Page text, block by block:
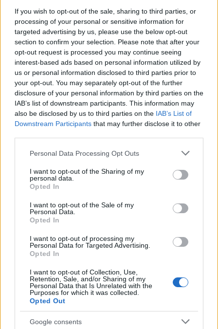
If you wish to opt-out of the sale, sharing to third parties, or
processing of your personal or sensitive information for
targeted advertising by us, please use the below opt-out
section to confirm your selection. Please note that after your
opt-out request is processed you may continue seeing
interest-based ads based on personal information utilized by
us or personal information disclosed to third parties prior to
your opt-out. You may separately opt-out of the further
disclosure of your personal information by third parties on the
IAB’s list of downstream participants. This information may
also be disclosed by us to third parties on the IAB’s List of
Downstream Participants that may further disclose it to other
Please note that this website/app uses one or more Google
not limited to your visit or usage behaviour. You may click to
grant or deny consent to Google and its third-party tags to
use your data for below specified purposes in below Google
consent section.
Personal Data Processing Opt Outs
I want to opt-out of the Sharing of my
personal data.
Opted In
I want to opt-out of the Sale of my
Personal Data.
Opted In
I want to opt-out of processing my
Personal Data for Targeted Advertising.
Opted In
I want to opt-out of Collection, Use,
Retention, Sale, and/or Sharing of my
Personal Data that Is Unrelated with the
Purposes for which it was collected.
Opted Out
Google consents
Continua a leggere
comunità, industria farmaceutica e tensioni politiche
Ilaria Galli · 15 Giu 2026
ESG NEWS